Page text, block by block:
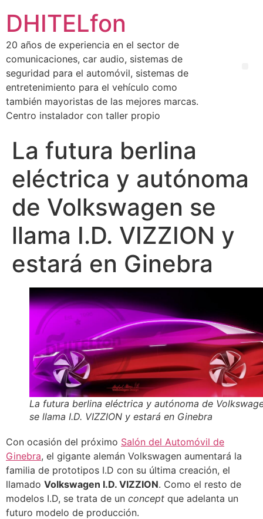
DHITELfon
20 años de experiencia en el sector de
comunicaciones, car audio, sistemas de
seguridad para el automóvil, sistemas de
entretenimiento para el vehículo como
también mayoristas de las mejores marcas.
Centro instalador con taller propio
La futura berlina
eléctrica y autónoma
de Volkswagen se
llama I.D. VIZZION y
estará en Ginebra
La futura berlina eléctrica y autónoma de
se llama I.D. VIZZION y estará en Ginebra
Con ocasión del próximo Salón del Automóvil de
Ginebra, el gigante alemán Volkswagen aumentará la
familia de prototipos I.D con su última creación, el
llamado Volkswagen I.D. VIZZION. Como el resto de
modelos I.D, se trata de un concept que adelanta un
futuro modelo de producción.